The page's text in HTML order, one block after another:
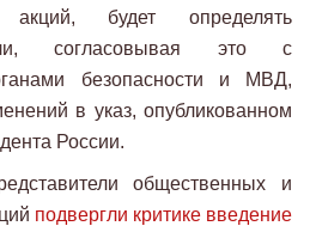
будет определять
согласовывая это с
безопасности и МВД,
в указ, опубликованном
России.
общественных и
подвергли критике введение